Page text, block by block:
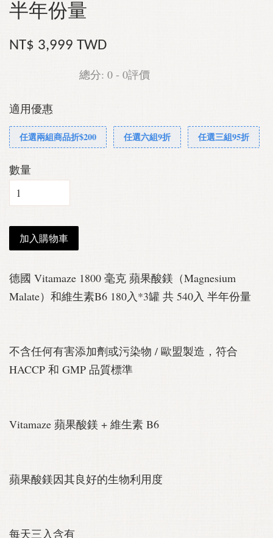
半年份量
NT$ 3,999 TWD
總分: 0 - 0評價
適用優惠
任選兩組商品折$200 任選六組9折 任選三組95折
數量
加入購物車
德國 Vitamaze 1800 毫克 蘋果酸鎂（Magnesium
Malate）和維生素B6 180入*3罐 共 540入 半年份量
不含任何有害添加劑或污染物 / 歐盟製造，符合
HACCP 和 GMP 品質標準
Vitamaze 蘋果酸鎂 + 維生素 B6
蘋果酸鎂因其良好的生物利用度
每天三入含有